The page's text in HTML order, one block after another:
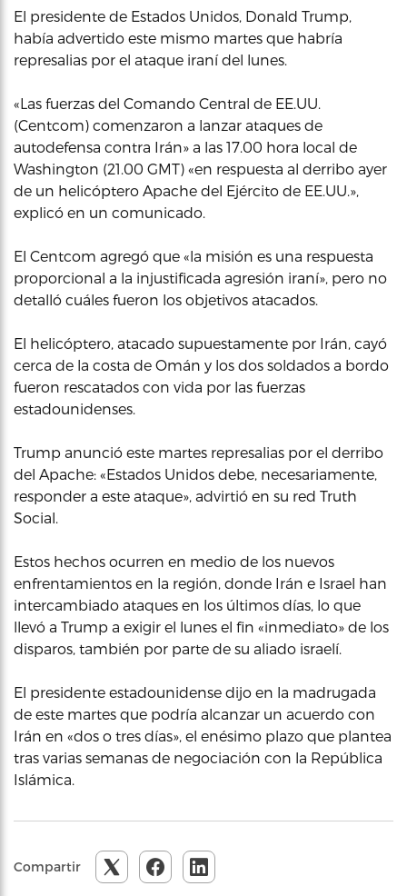
El presidente de Estados Unidos, Donald Trump,
había advertido este mismo martes que habría
represalias por el ataque iraní del lunes.
«Las fuerzas del Comando Central de EE.UU.
(Centcom) comenzaron a lanzar ataques de
autodefensa contra Irán» a las 17.00 hora local de
Washington (21.00 GMT) «en respuesta al derribo ayer
de un helicóptero Apache del Ejército de EE.UU.»,
explicó en un comunicado.
El Centcom agregó que «la misión es una respuesta
proporcional a la injustificada agresión iraní», pero no
detalló cuáles fueron los objetivos atacados.
El helicóptero, atacado supuestamente por Irán, cayó
cerca de la costa de Omán y los dos soldados a bordo
fueron rescatados con vida por las fuerzas
estadounidenses.
Trump anunció este martes represalias por el derribo
del Apache: «Estados Unidos debe, necesariamente,
responder a este ataque», advirtió en su red Truth
Social.
Estos hechos ocurren en medio de los nuevos
enfrentamientos en la región, donde Irán e Israel han
intercambiado ataques en los últimos días, lo que
llevó a Trump a exigir el lunes el fin «inmediato» de los
disparos, también por parte de su aliado israelí.
El presidente estadounidense dijo en la madrugada
de este martes que podría alcanzar un acuerdo con
Irán en «dos o tres días», el enésimo plazo que plantea
tras varias semanas de negociación con la República
Islámica.
Compartir